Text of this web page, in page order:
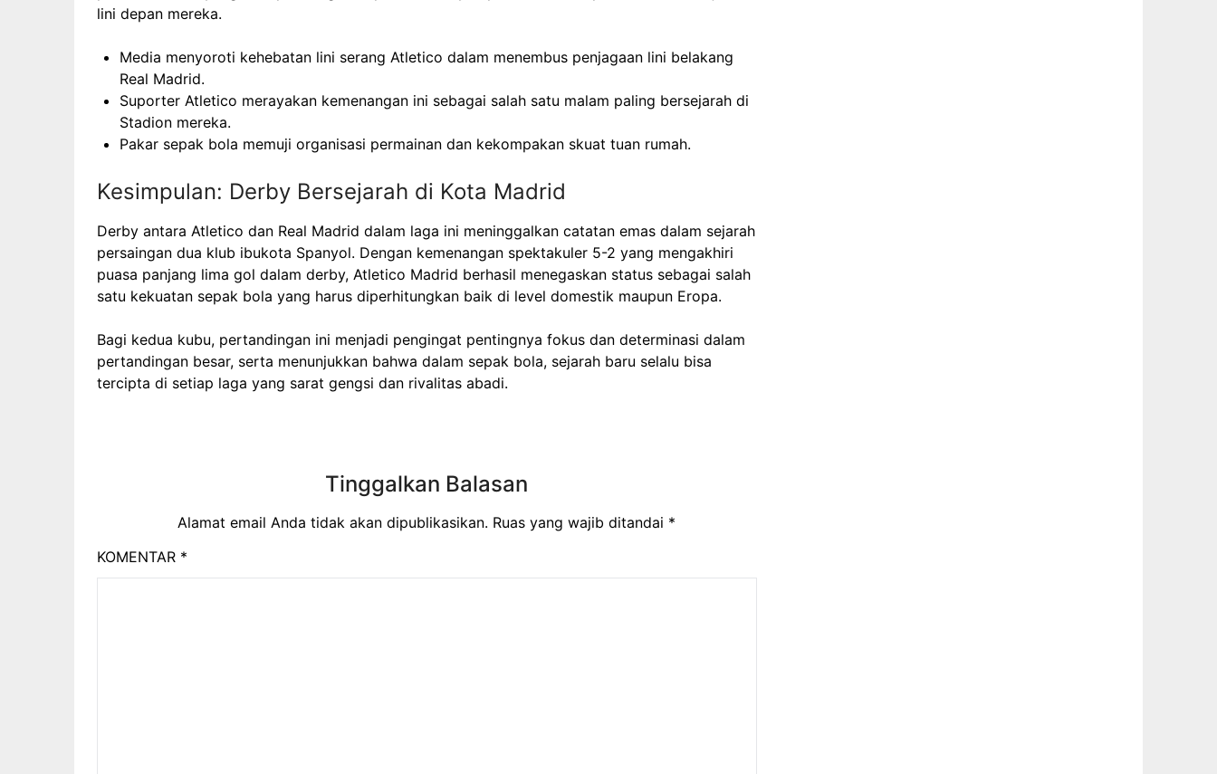
lini depan mereka.
Media menyoroti kehebatan lini serang Atletico dalam menembus penjagaan lini belakang
Real Madrid.
Suporter Atletico merayakan kemenangan ini sebagai salah satu malam paling bersejarah di
Stadion mereka.
Pakar sepak bola memuji organisasi permainan dan kekompakan skuat tuan rumah.
Kesimpulan: Derby Bersejarah di Kota Madrid
Derby antara Atletico dan Real Madrid dalam laga ini meninggalkan catatan emas dalam sejarah
persaingan dua klub ibukota Spanyol. Dengan kemenangan spektakuler 5-2 yang mengakhiri
puasa panjang lima gol dalam derby, Atletico Madrid berhasil menegaskan status sebagai salah
satu kekuatan sepak bola yang harus diperhitungkan baik di level domestik maupun Eropa.
Bagi kedua kubu, pertandingan ini menjadi pengingat pentingnya fokus dan determinasi dalam
pertandingan besar, serta menunjukkan bahwa dalam sepak bola, sejarah baru selalu bisa
tercipta di setiap laga yang sarat gengsi dan rivalitas abadi.
Tinggalkan Balasan
Alamat email Anda tidak akan dipublikasikan. Ruas yang wajib ditandai *
KOMENTAR *